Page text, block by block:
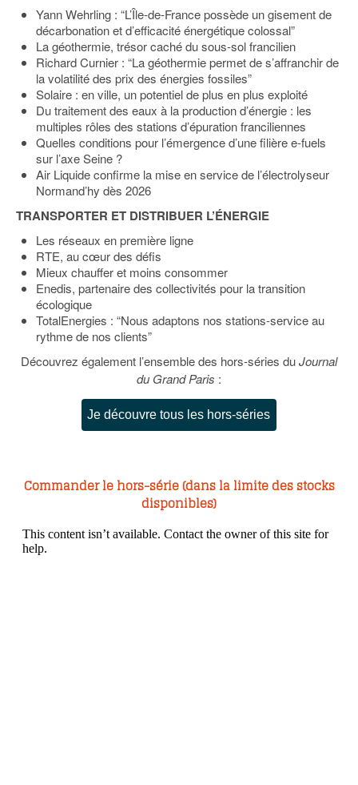
Yann Wehrling : “L’Île-de-France possède un gisement de
décarbonation et d’efficacité énergétique colossal”
La géothermie, trésor caché du sous-sol francilien
Richard Curnier : “La géothermie permet de s’affranchir de
la volatilité des prix des énergies fossiles”
Solaire : en ville, un potentiel de plus en plus exploité
Du traitement des eaux à la production d’énergie : les
multiples rôles des stations d’épuration franciliennes
Quelles conditions pour l’émergence d’une filière e-fuels
sur l’axe Seine ?
Air Liquide confirme la mise en service de l’électrolyseur
Normand’hy dès 2026
TRANSPORTER ET DISTRIBUER L’ÉNERGIE
Les réseaux en première ligne
RTE, au cœur des défis
Mieux chauffer et moins consommer
Enedis, partenaire des collectivités pour la transition
écologique
TotalEnergies : “Nous adaptons nos stations-service au
rythme de nos clients”
Découvrez également l’ensemble des hors-séries duJournal
du Grand Paris :
Je découvre tous les hors-séries
Commander le hors-série (dans la limite des stocks
disponibles)